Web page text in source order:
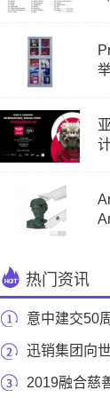
热门资讯
意中建交50
迅销集团向
1000万个口罩
2019融合慈